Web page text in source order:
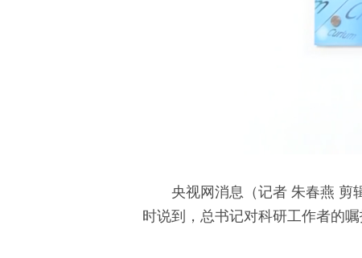
央视网消息（记者 朱春燕 剪
时说到，总书记对科研工作者的嘱